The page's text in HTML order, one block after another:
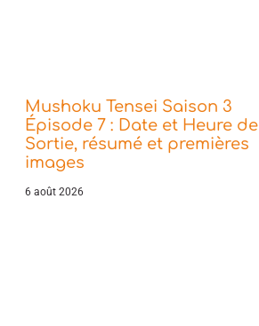
Mushoku Tensei Saison 3
Épisode 7 : Date et Heure de
Sortie, résumé et premières
images
6 août 2026